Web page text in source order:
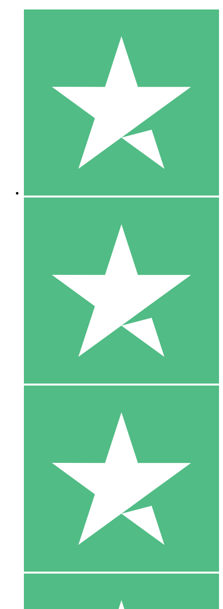
Paquetes de Créditos Individuales
Paga según el uso con créditos de descarga. Sin compromiso
10 00
10 Descargas
20 00